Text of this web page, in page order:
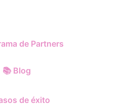
de Partners
📚 Blog
de éxito